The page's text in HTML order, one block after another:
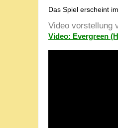
Das Spiel erscheint
Video vorstellung
Video: Evergreen